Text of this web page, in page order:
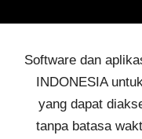
Software dan
INDONESIA
yang dapat
tanpa batasa